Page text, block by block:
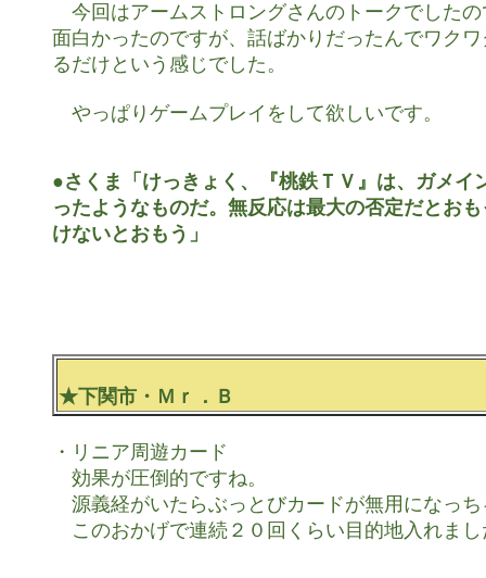
今回はアームストロングさんのトークでした
面白かったのですが、話ばかりだったんでワク
るだけという感じでした。
やっぱりゲームプレイをして欲しいです。
●さくま「けっきょく、『桃鉄ＴＶ』は、ガメイ
ったようなものだ。無反応は最大の否定だとお
けないとおもう」
★下関市・Ｍｒ．Ｂ
・リニア周遊カード
効果が圧倒的ですね。
源義経がいたらぶっとびカードが無用になっ
このおかげで連続２０回くらい目的地入れまし